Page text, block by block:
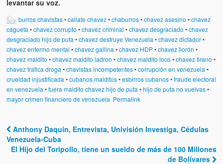
levantar su voz.
burros chavistas•callate chavez•chaburros•chavez asesino •chavez
cagueta •chavez corrupto •chavez criminal •chavez desgraciado •chavez
desgraciado hijo de puta •chavez destruye Venezuela •chavez dictador•
chavez enfermo mental •chavez gallina •chavez HDP•chavez llorón •
chavez maldito •chavez maldito ladron •chavez maldito loco •chavez tirano •
chavez trafica droga •chavistas incompetentes•corrupción en venezuela •
crueldad injustificada •cubanos malditos•esbirros cubanos•fraude electoral
en venezuela •fuera maldito chavez hijo de puta •hijo de puta no vuelvas•
mayor crimen financiero de venezuela Permalink
Post navigation
Anthony Daquin, Entrevista, Univisión Investiga, Cédulas
Venezuela-Cuba
El Hijo del Toripollo, tiene un sueldo de más de 100 Millones
de Bolívares